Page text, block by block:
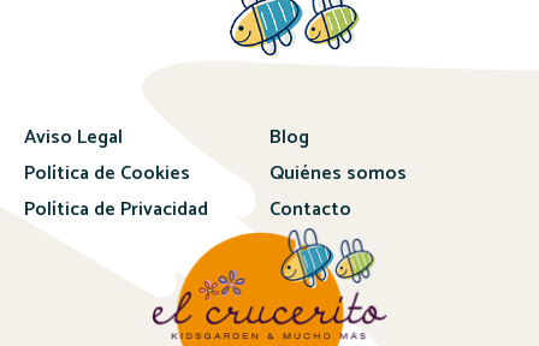
Aviso Legal
Política de Cookies
Política de Privacidad
Blog
Quiénes somos
Contacto